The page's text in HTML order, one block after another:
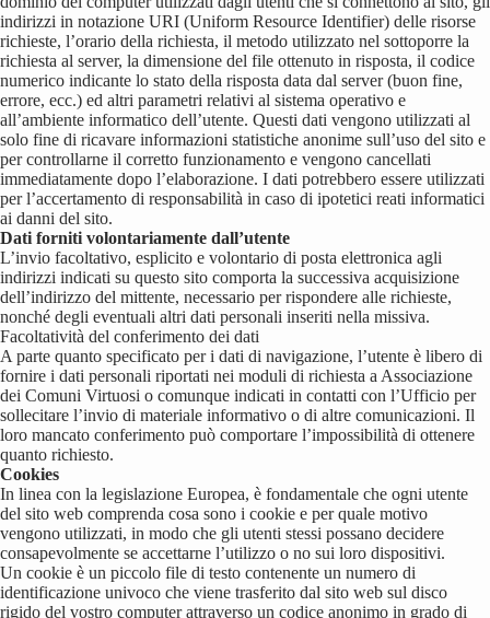
indirizzi in notazione URI (Uniform Resource Identifier) delle risorse
richieste, l’orario della richiesta, il metodo utilizzato nel sottoporre la
richiesta al server, la dimensione del file ottenuto in risposta, il codice
numerico indicante lo stato della risposta data dal server (buon fine,
errore, ecc.) ed altri parametri relativi al sistema operativo e
all’ambiente informatico dell’utente. Questi dati vengono utilizzati al
solo fine di ricavare informazioni statistiche anonime sull’uso del sito e
per controllarne il corretto funzionamento e vengono cancellati
immediatamente dopo l’elaborazione. I dati potrebbero essere utilizzati
per l’accertamento di responsabilità in caso di ipotetici reati informatici
ai danni del sito.
Dati forniti volontariamente dall’utente
L’invio facoltativo, esplicito e volontario di posta elettronica agli
indirizzi indicati su questo sito comporta la successiva acquisizione
dell’indirizzo del mittente, necessario per rispondere alle richieste,
nonché degli eventuali altri dati personali inseriti nella missiva.
Facoltatività del conferimento dei dati
A parte quanto specificato per i dati di navigazione, l’utente è libero di
fornire i dati personali riportati nei moduli di richiesta a Associazione
dei Comuni Virtuosi o comunque indicati in contatti con l’Ufficio per
sollecitare l’invio di materiale informativo o di altre comunicazioni. Il
loro mancato conferimento può comportare l’impossibilità di ottenere
quanto richiesto.
Cookies
In linea con la legislazione Europea, è fondamentale che ogni utente
del sito web comprenda cosa sono i cookie e per quale motivo
vengono utilizzati, in modo che gli utenti stessi possano decidere
consapevolmente se accettarne l’utilizzo o no sui loro dispositivi.
Un cookie è un piccolo file di testo contenente un numero di
identificazione univoco che viene trasferito dal sito web sul disco
rigido del vostro computer attraverso un codice anonimo in grado di